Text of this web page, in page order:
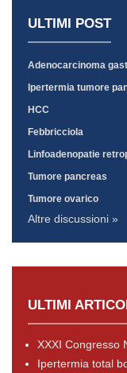
ULTIMI POST
Adenocarcinoma
Ipertermia tumore
HCC
Febbricciola
Linfoadenopatie
Tumore pancreas
Tumore ovarico
Altre discussioni »
ULTIMI
XXXI Congresso
Ipertermia total